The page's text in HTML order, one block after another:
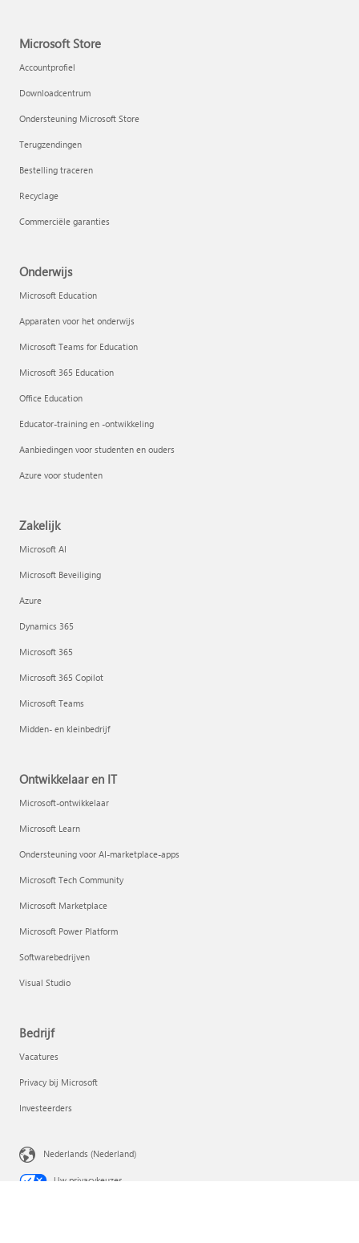
Microsoft Store
Accountprofiel
Downloadcentrum
Ondersteuning Microsoft Store
Terugzendingen
Bestelling traceren
Recyclage
Commerciële garanties
Onderwijs
Microsoft Education
Apparaten voor het onderwijs
Microsoft Teams for Education
Microsoft 365 Education
Office Education
Educator-training en -ontwikkeling
Aanbiedingen voor studenten en ouders
Azure voor studenten
Zakelijk
Microsoft AI
Microsoft Beveiliging
Azure
Dynamics 365
Microsoft 365
Microsoft 365 Copilot
Microsoft Teams
Midden- en kleinbedrijf
Ontwikkelaar en IT
Microsoft-ontwikkelaar
Microsoft Learn
Ondersteuning voor AI-marketplace-apps
Microsoft Tech Community
Microsoft Marketplace
Microsoft Power Platform
Softwarebedrijven
Visual Studio
Bedrijf
Vacatures
Privacy bij Microsoft
Investeerders
Nederlands (Nederland)
Uw privacykeuzes